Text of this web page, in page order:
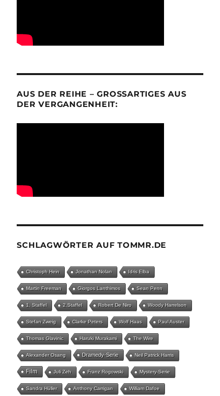
AUS DER REIHE – GROSSARTIGES AUS D
ER VERGANGENHEIT:
SCHLAGWÖRTER AUF TOMMR.DE
Christoph Hein Jonathan Nolan Idris Elba
Martin Freeman Giorgos Lanthimos Sean Penn
1. Staffel 2.Staffel Robert De Niro Woody Harrelson
Stefan Zweig Clarke Peters Wolf Haas Paul Auster
Thomas Glavinic Haruki Murakami The Wire
Alexander Osang Dramedy-Serie Neil Patrick Harris
Film Juli Zeh Franz Rogowski Mystery-Serie
Sandra Hüller Anthony Carrigan William Dafoe